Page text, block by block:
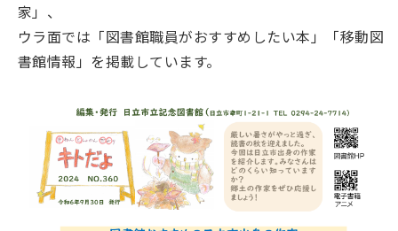
家」、
ウラ面では「図書館職員がおすすめしたい本」「移動図
書館情報」を掲載しています。